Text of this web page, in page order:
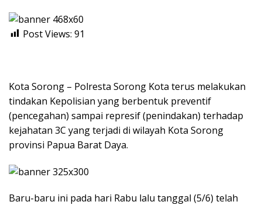
Post Views: 91
Kota Sorong – Polresta Sorong Kota terus melakukan
tindakan Kepolisian yang berbentuk preventif
(pencegahan) sampai represif (penindakan) terhadap
kejahatan 3C yang terjadi di wilayah Kota Sorong
provinsi Papua Barat Daya.
Baru-baru ini pada hari Rabu lalu tanggal (5/6) telah